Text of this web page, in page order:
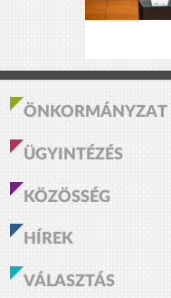
ÖNKORMÁNYZAT
ÜGYINTÉZÉS
KÖZÖSSÉG
HÍREK
VÁLASZTÁS